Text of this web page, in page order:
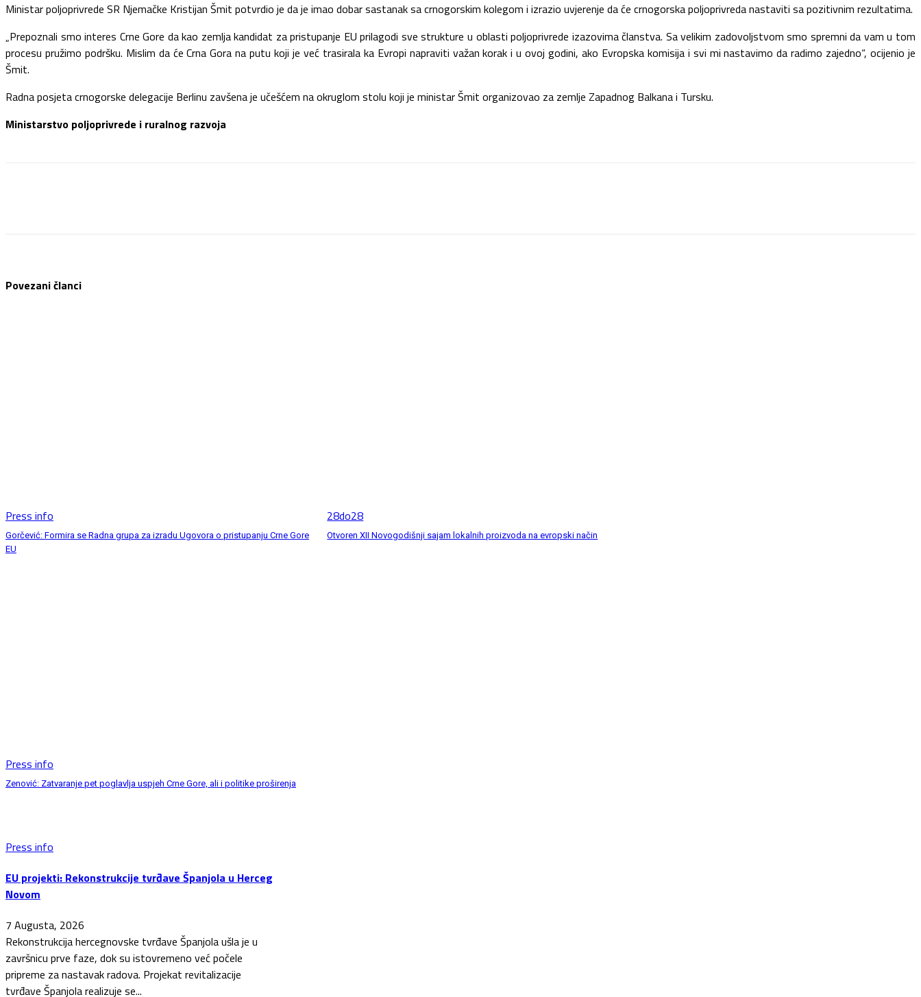
Ministar poljoprivrede SR Njemačke Kristijan Šmit potvrdio je da je imao dobar sastanak sa crnogorskim kolegom i izrazio uvjerenje da će crnogorska poljoprivreda nastaviti sa pozitivnim rezultatima.
„Prepoznali smo interes Crne Gore da kao zemlja kandidat za pristupanje EU prilagodi sve strukture u oblasti poljoprivrede izazovima članstva. Sa velikim zadovoljstvom smo spremni da vam u tom
procesu pružimo podršku. Mislim da će Crna Gora na putu koji je već trasirala ka Evropi napraviti važan korak i u ovoj godini, ako Evropska komisija i svi mi nastavimo da radimo zajedno“, ocijenio je
Šmit.
Radna posjeta crnogorske delegacije Berlinu zavšena je učešćem na okruglom stolu koji je ministar Šmit organizovao za zemlje Zapadnog Balkana i Tursku.
Ministarstvo poljoprivrede i ruralnog razvoja
Povezani članci
Press info
Gorčević: Formira se Radna grupa za izradu Ugovora o pristupanju Crne Gore
EU
28do28
Otvoren XII Novogodišnji sajam lokalnih proizvoda na evropski način
Press info
Zenović: Zatvaranje pet poglavlja uspjeh Crne Gore, ali i politike proširenja
Press info
EU projekti: Rekonstrukcije tvrđave Španjola u Herceg
Novom
7 Augusta, 2026
Rekonstrukcija hercegnovske tvrđave Španjola ušla je u
završnicu prve faze, dok su istovremeno već počele
pripreme za nastavak radova. Projekat revitalizacije
tvrđave Španjola realizuje se...